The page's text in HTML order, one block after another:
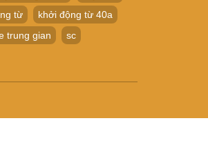
từ
khởi động từ 40a
trung gian
sc